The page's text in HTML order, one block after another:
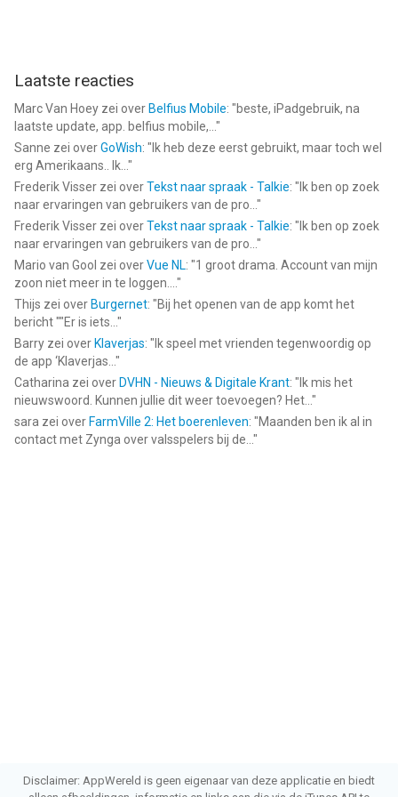
Laatste reacties
Marc Van Hoey zei over Belfius Mobile: "beste, iPadgebruik, na
laatste update, app. belfius mobile,... "
Sanne zei overGoWish: " Ik heb deze eerst gebruikt, maar toch wel
erg Amerikaans.. Ik... "
Frederik Visser zei overTekst naar spraak - Talkie: " Ik ben op zoek
naar ervaringen van gebruikers van de pro... "
Frederik Visser zei overTekst naar spraak - Talkie: " Ik ben op zoek
naar ervaringen van gebruikers van de pro... "
Mario van Gool zei overVue NL: "1 groot drama. Account van mijn
zoon niet meer in te loggen.... "
Thijs zei over Burgernet: "Bij het openen van de app komt het
bericht ""Er is iets... "
Barry zei over Klaverjas: " Ik speel met vrienden tegenwoordig op
de app ‘Klaverjas... "
Catharina zei over DVHN - Nieuws & Digitale Krant: " Ik mis het
nieuwswoord. Kunnen jullie dit weer toevoegen? Het... "
sara zei over FarmVille 2: Het boerenleven: "Maanden ben ik al in
contact met Zynga over valsspelers bij de... "
Disclaimer: AppWereld is geen eigenaar van deze applicatie en biedt